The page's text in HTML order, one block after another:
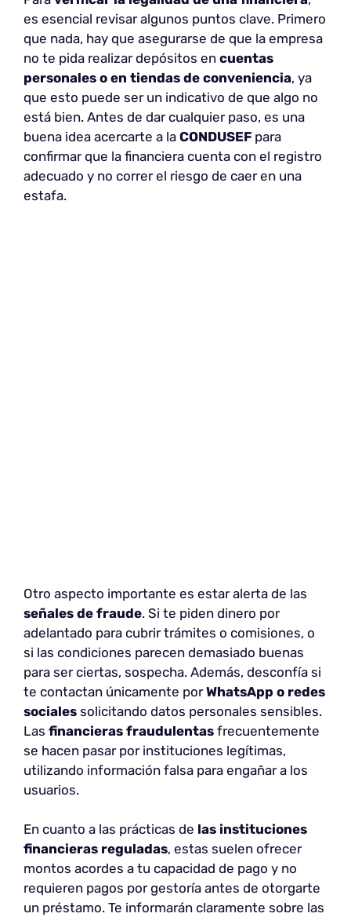
es esencial revisar algunos puntos clave. Primero
que nada, hay que asegurarse de que la empresa
no te pida realizar depósitos en cuentas
personales o en tiendas de conveniencia, ya
que esto puede ser un indicativo de que algo no
está bien. Antes de dar cualquier paso, es una
buena idea acercarte a la CONDUSEF para
confirmar que la financiera cuenta con el registro
adecuado y no correr el riesgo de caer en una
estafa.
Otro aspecto importante es estar alerta de las
señales de fraude. Si te piden dinero por
adelantado para cubrir trámites o comisiones, o
si las condiciones parecen demasiado buenas
para ser ciertas, sospecha. Además, desconfía si
te contactan únicamente porWhatsApp o redes
sociales solicitando datos personales sensibles.
Las financieras fraudulentas frecuentemente
se hacen pasar por instituciones legítimas,
utilizando información falsa para engañar a los
usuarios.
En cuanto a las prácticas de las instituciones
financieras reguladas, estas suelen ofrecer
montos acordes a tu capacidad de pago y no
requieren pagos por gestoría antes de otorgarte
un préstamo. Te informarán claramente sobre las